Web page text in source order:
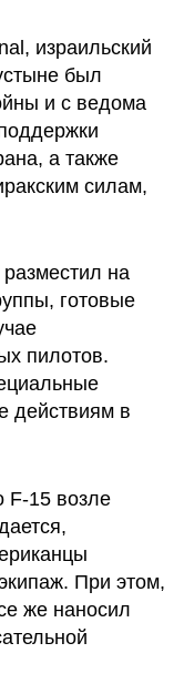
израильский
был
и с ведома
а также
силам,
на
готовые
пилотов.
действиям в
F-15 возле
При этом,
же наносил